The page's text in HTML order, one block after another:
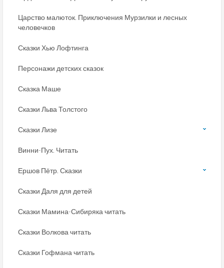
Царство малюток. Приключения Мурзилки и лесных
человечков
Сказки Хью Лофтинга
Персонажи детских сказок
Сказка Маше
Сказки Льва Толстого
Сказки Лизе
Винни-Пух. Читать
Ершов Пётр. Сказки
Сказки Даля для детей
Сказки Мамина-Сибиряка читать
Сказки Волкова читать
Сказки Гофмана читать